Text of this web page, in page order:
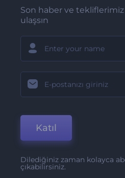
Son haber ve tekliflerimiz
ulaşsın
Katıl
Dilediğiniz zaman kolayca
çıkabilirsiniz.